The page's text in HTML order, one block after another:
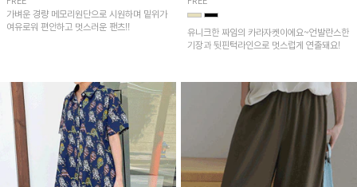
FREE
가벼운 경량 메모리원단으로 시원하며 밑위가
여유로워 편안하고 멋스러운 팬츠!!
FREE
유니크한 짜임의 카라자켓이에요~언발란스한
기장과 뒷핀턱라인으로 멋스럽게 연출돼요!